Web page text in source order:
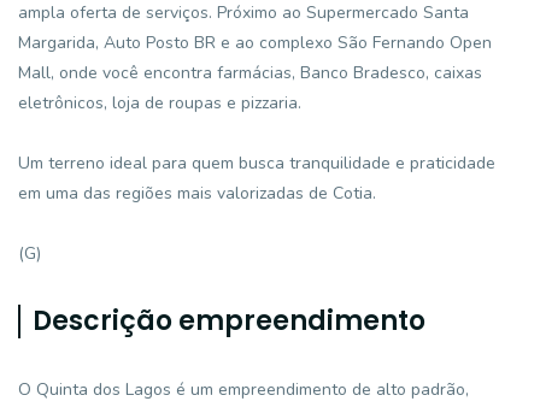
ampla oferta de serviços. Próximo ao Supermercado Santa
Margarida, Auto Posto BR e ao complexo São Fernando Open
Mall, onde você encontra farmácias, Banco Bradesco, caixas
eletrônicos, loja de roupas e pizzaria.
Um terreno ideal para quem busca tranquilidade e praticidade
em uma das regiões mais valorizadas de Cotia.
(G)
Descrição empreendimento
O Quinta dos Lagos é um empreendimento de alto padrão,